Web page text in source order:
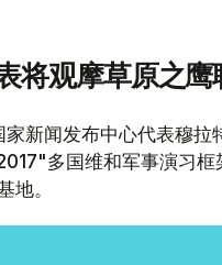
将观摩草原之鹰
新闻发布中心代表穆
多国维和军事演习
地。